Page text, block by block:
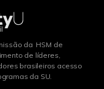
da HSM de
de líderes,
brasileiros acesso
da SU.